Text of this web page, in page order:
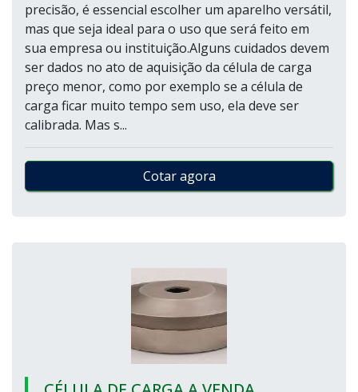
precisão, é essencial escolher um aparelho versátil,
mas que seja ideal para o uso que será feito em
sua empresa ou instituição.Alguns cuidados devem
ser dados no ato de aquisição da célula de carga
preço menor, como por exemplo se a célula de
carga ficar muito tempo sem uso, ela deve ser
calibrada. Mas s...
Cotar agora